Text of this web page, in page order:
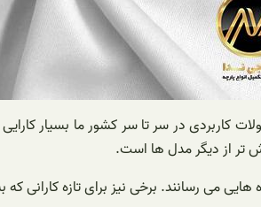
در سر تا سر کشور ما بسیار
تر از دیگر مدل ها است.
رسانند. برخی نیز برای تازه کارانی که به